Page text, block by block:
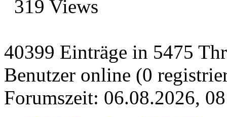
319 Views
40399 Einträge in 5475
Benutzer online (0
Forumszeit: 06.08.2026,